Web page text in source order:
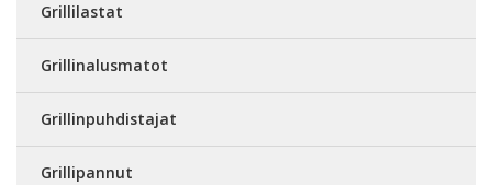
Grillilastat
Grillinalusmatot
Grillinpuhdistajat
Grillipannut